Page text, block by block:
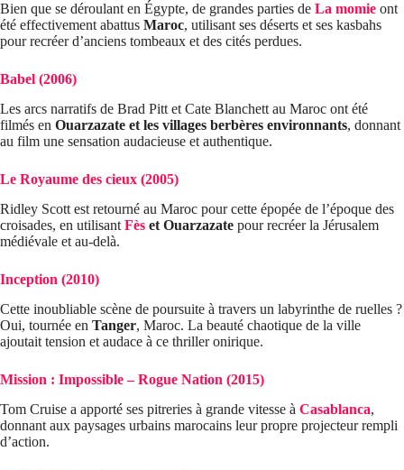
Bien que se déroulant en Égypte, de grandes parties de La momie ont
été effectivement abattus Maroc, utilisant ses déserts et ses kasbahs
pour recréer d’anciens tombeaux et des cités perdues.
Babel (2006)
Les arcs narratifs de Brad Pitt et Cate Blanchett au Maroc ont été
filmés en Ouarzazate et les villages berbères environnants, donnant
au film une sensation audacieuse et authentique.
Le Royaume des cieux (2005)
Ridley Scott est retourné au Maroc pour cette épopée de l’époque des
croisades, en utilisant Fès et Ouarzazate pour recréer la Jérusalem
médiévale et au-delà.
Inception (2010)
Cette inoubliable scène de poursuite à travers un labyrinthe de ruelles ?
Oui, tournée en Tanger, Maroc. La beauté chaotique de la ville
ajoutait tension et audace à ce thriller onirique.
Mission : Impossible – Rogue Nation (2015)
Tom Cruise a apporté ses pitreries à grande vitesse à Casablanca,
donnant aux paysages urbains marocains leur propre projecteur rempli
d’action.